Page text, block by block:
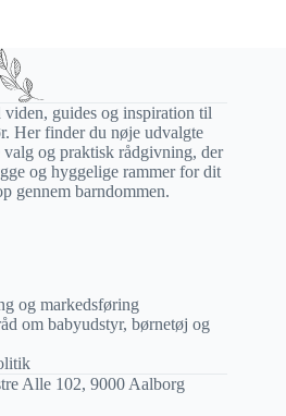
guides og inspiration til
Her finder du nøje udvalgte
og praktisk rådgivning, der
og hyggelige rammer for dit
gennem barndommen.
og markedsføring
om babyudstyr, børnetøj og
Alle 102, 9000 Aalborg